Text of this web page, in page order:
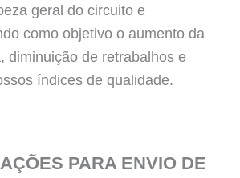
geral do circuito e
como objetivo o aumento da
diminuição de retrabalhos e
índices de qualidade.
PARA ENVIO DE